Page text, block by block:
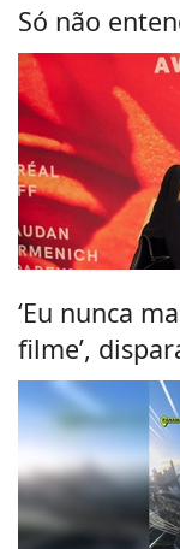
Só não
‘Eu nunca
filme’,